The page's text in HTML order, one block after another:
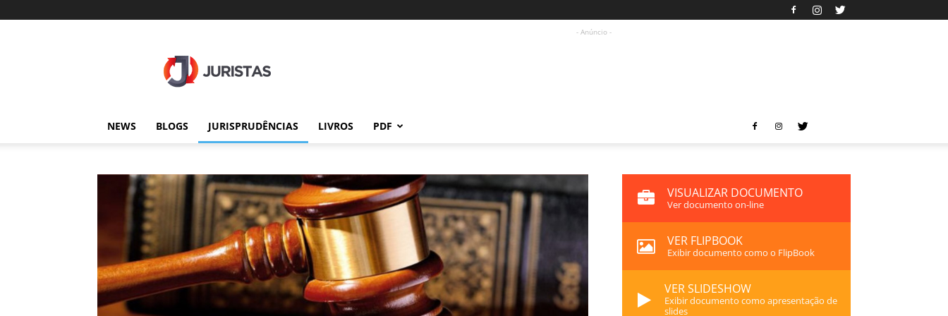
- Anúncio -
NEWS BLOGS JURISPRUDÊNCIAS LIVROS PDF
VISUALIZAR DOCUMENTO
Ver documento on-line
VER FLIPBOOK
Exibir documento como o FlipBook
VER SLIDESHOW
Exibir documento como apresentação de
slides